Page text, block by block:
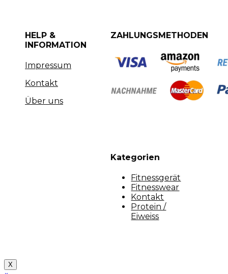
HELP &
INFORMATION
Impressum
Kontakt
Über uns
ZAHLUNGSMETHODEN
Kategorien
Fitnessgerät
Fitnesswear
Kontakt
Protein /
Eiweiss
X